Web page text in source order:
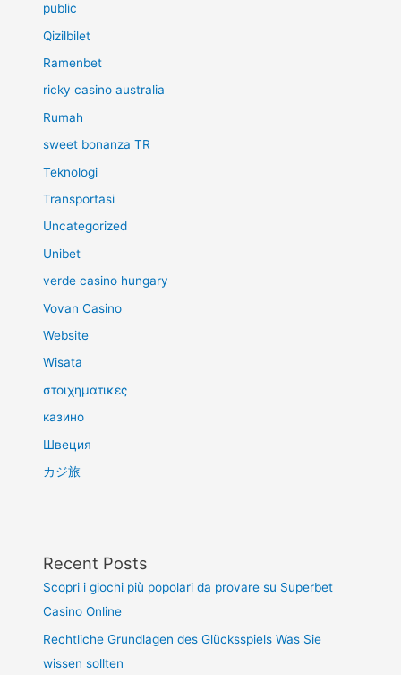
public
Qizilbilet
Ramenbet
ricky casino australia
Rumah
sweet bonanza TR
Teknologi
Transportasi
Uncategorized
Unibet
verde casino hungary
Vovan Casino
Website
Wisata
στοιχηματικες
казино
Швеция
カジ旅
Recent Posts
Scopri i giochi più popolari da provare su Superbet
Casino Online
Rechtliche Grundlagen des Glücksspiels Was Sie
wissen sollten